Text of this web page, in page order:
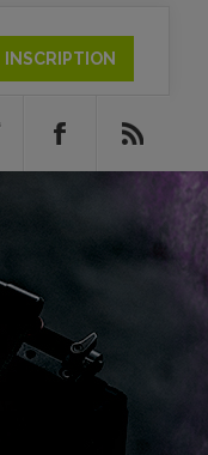
INSCRIPTION